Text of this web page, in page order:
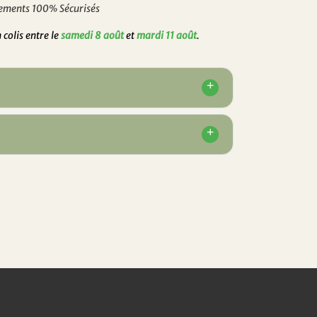
100% Sécurisés
colis entre lesamedi 8 aoûtetmardi 11 août.